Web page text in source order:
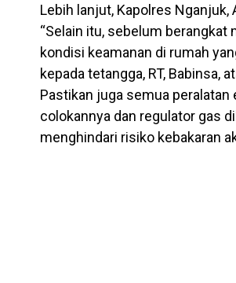
Lebih lanjut, Kapolres Nganjuk,
“Selain itu, sebelum
kondisi keamanan di rumah
kepada tetangga, RT, Babinsa,
Pastikan juga semua
colokannya dan regulator gas
menghindari risiko kebakaran